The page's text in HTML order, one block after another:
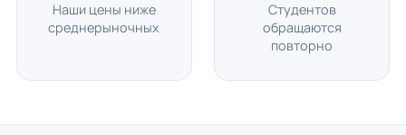
Наши цены ниже
среднерыночных
Студентов
обращаются
повторно